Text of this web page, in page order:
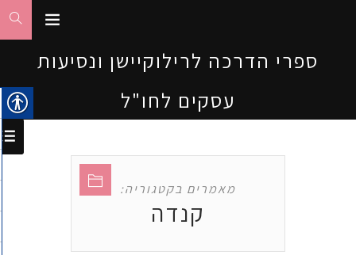
ספרי הדרכה לרילוקיישן ונסיעות
עסקים לחו"ל
מאמרים בקטגוריה:
קנדה